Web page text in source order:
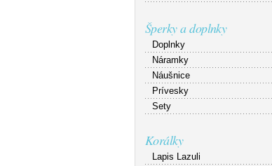
Šperky a doplnky
Doplnky
Náramky
Náušnice
Prívesky
Sety
Korálky
Lapis Lazuli